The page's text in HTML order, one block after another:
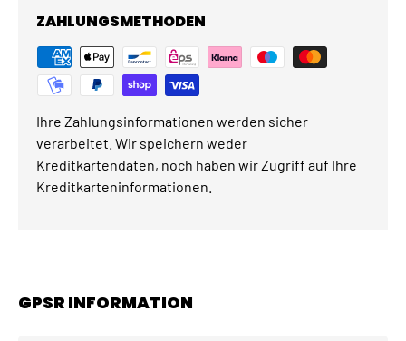
ZAHLUNGSMETHODEN
Ihre Zahlungsinformationen werden sicher
verarbeitet. Wir speichern weder
Kreditkartendaten, noch haben wir Zugriff auf Ihre
Kreditkarteninformationen.
GPSR INFORMATION